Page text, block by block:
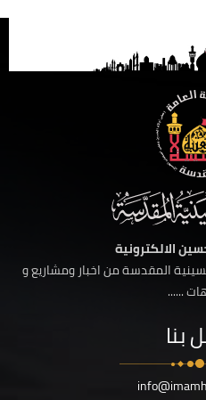
الالكترونية
المقدسة من اخبار ومشاريع و
......
بنا